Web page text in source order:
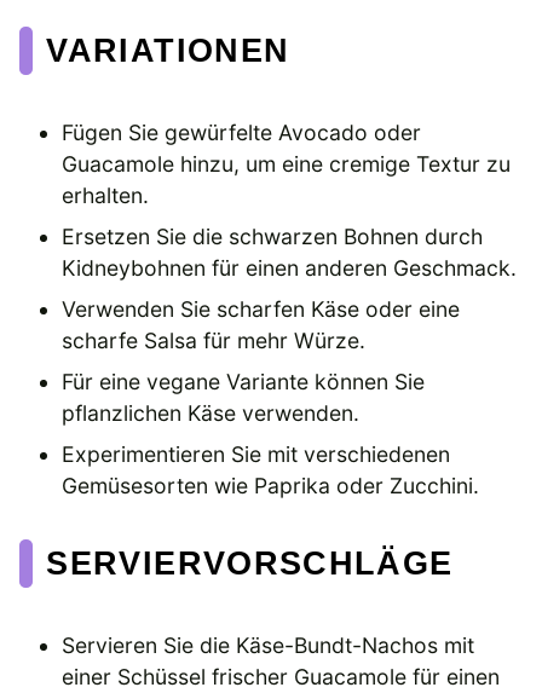
VARIATIONEN
Fügen Sie gewürfelte Avocado oder
Guacamole hinzu, um eine cremige Textur zu
erhalten.
Ersetzen Sie die schwarzen Bohnen durch
Kidneybohnen für einen anderen Geschmack.
Verwenden Sie scharfen Käse oder eine
scharfe Salsa für mehr Würze.
Für eine vegane Variante können Sie
pflanzlichen Käse verwenden.
Experimentieren Sie mit verschiedenen
Gemüsesorten wie Paprika oder Zucchini.
SERVIERVORSCHLÄGE
Servieren Sie die Käse-Bundt-Nachos mit
einer Schüssel frischer Guacamole für einen